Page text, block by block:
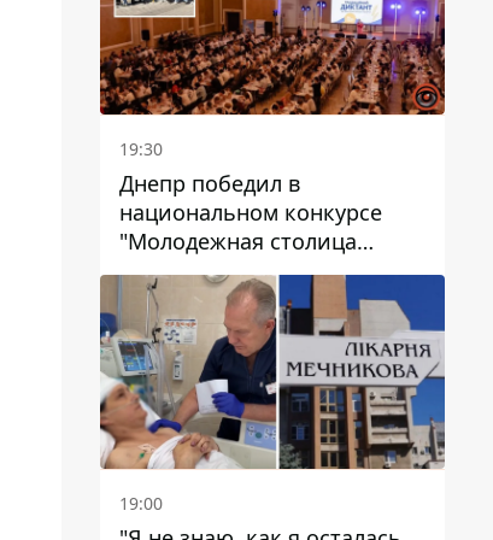
19:30
Днепр победил в
национальном конкурсе
"Молодежная столица
Украины – 2026"
19:00